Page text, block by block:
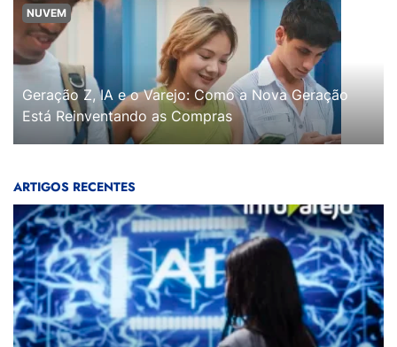
NUVEM
Geração Z, IA e o Varejo: Como a Nova Geração
Está Reinventando as Compras
ARTIGOS RECENTES